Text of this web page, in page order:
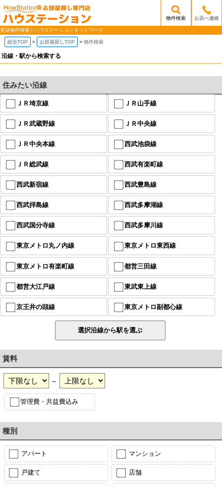
/mobile_img/head-logo.png
物件検索 お店へ連絡
賃貸物件検索 | ハウステーションネットワーク
総合TOP お部屋探しTOP 物件検索
沿線・駅から検索する
住みたい沿線
ＪＲ埼京線 ＪＲ山手線
ＪＲ武蔵野線 ＪＲ中央線
ＪＲ中央本線 西武池袋線
ＪＲ総武線 西武有楽町線
西武新宿線 西武豊島線
西武拝島線 西武多摩湖線
西武国分寺線 西武多摩川線
東京メトロ丸ノ内線 東京メトロ東西線
東京メトロ有楽町線 都営三田線
都営大江戸線 東武東上線
京王井の頭線 東京メトロ副都心線
賃料
～
管理費・共益費込み
種別
アパート マンション
戸建て 店舗